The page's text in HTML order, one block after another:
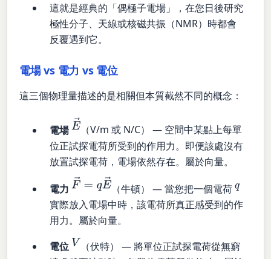
這就是經典的「偶極子電場」，在您日後研究
極性分子、天線或核磁共振（NMR）時都會
反覆遇到它。
電場 vs 電力 vs 電位
這三個物理量描述的是相關但本質截然不同的概念：
電場E→ （V/m 或 N/C） — 空間中某點上每單
位正試探電荷所受到的作用力。即便該處沒有
放置試探電荷，電場依然存在。屬於向量。
電力F→=qE→ （牛頓） — 當您把一個電荷q
實際放入電場中時，該電荷所真正感受到的作
用力。屬於向量。
電位 V
（伏特） — 將單位正試探電荷從無窮